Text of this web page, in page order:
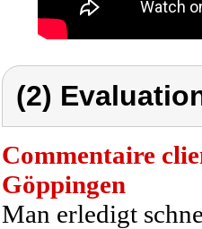
(2)
Commentaire
Göppingen
Man erledigt